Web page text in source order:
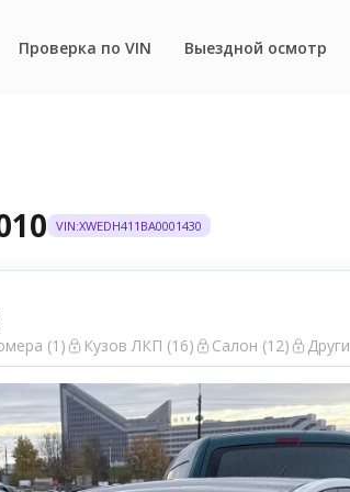
Проверка по VIN Выездной осмотр
VIN:XWEDH411BA0001430
(1) Кузов ЛКП (16) Салон (12)